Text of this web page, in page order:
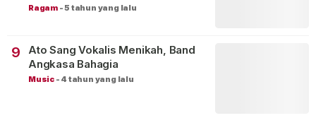
Ragam -5 tahun yang lalu
9
Ato Sang Vokalis Menikah, Band
Angkasa Bahagia
Music - 4 tahun yang lalu